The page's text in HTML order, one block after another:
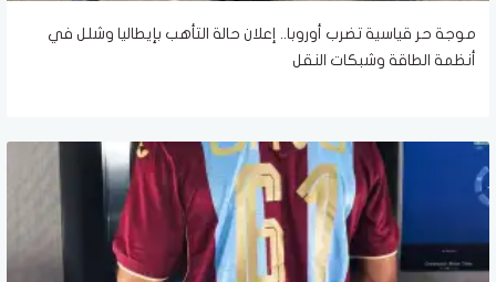
موجة حر قياسية تضرب أوروبا.. إعلان حالة التأهب بإيطاليا وشلل في
أنظمة الطاقة وشبكات النقل